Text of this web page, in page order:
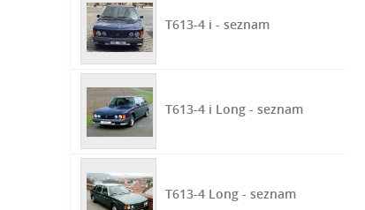
T613-4 i - seznam
T613-4 i Long - seznam
T613-4 Long - seznam